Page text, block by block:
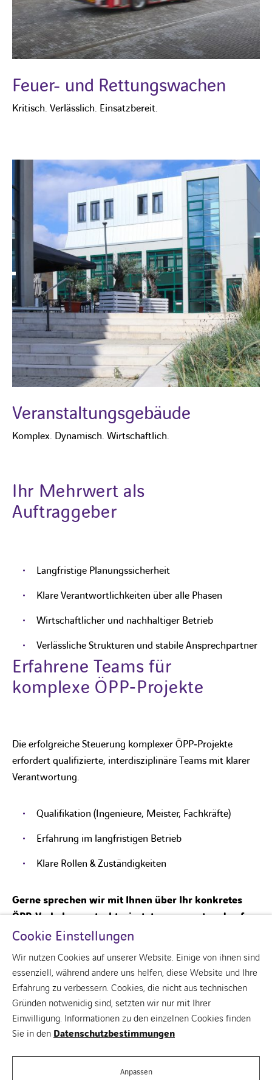
Feuer- und Rettungswachen
Kritisch. Verlässlich. Einsatzbereit.
Veranstaltungsgebäude
Komplex. Dynamisch. Wirtschaftlich.
Ihr Mehrwert als
Auftraggeber
Langfristige Planungssicherheit
Klare Verantwortlichkeiten über alle Phasen
Wirtschaftlicher und nachhaltiger Betrieb
Verlässliche Strukturen und stabile Ansprechpartner
Erfahrene Teams für
komplexe ÖPP‑Projekte
Die erfolgreiche Steuerung komplexer ÖPP‑Projekte
erfordert qualifizierte, interdisziplinäre Teams mit klarer
Verantwortung.
Qualifikation (Ingenieure, Meister, Fachkräfte)
Erfahrung im langfristigen Betrieb
Klare Rollen & Zuständigkeiten
Gerne sprechen wir mit Ihnen über Ihr konkretes
ÖPP‑Vorhaben – strukturiert, transparent und auf
Augenhöhe.
Über uns
Unsere Vision für Gebäude
Kontakt
linkedin
Cookie Einstellungen
Wir nutzen Cookies auf unserer Website. Einige von ihnen sind
essenziell, während andere uns helfen, diese Website und Ihre
Erfahrung zu verbessern. Cookies, die nicht aus technischen
Gründen notwenidig sind, setzten wir nur mit Ihrer
Einwilligung. Informationen zu den einzelnen Cookies finden
Sie in den Datenschutzbestimmungen
Anpassen